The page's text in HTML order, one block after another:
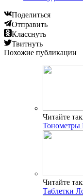
Поделиться
Отправить
Класснуть
Твитнуть
Похожие публикации
Читайте
Тонометры
Читайте
Таблетки